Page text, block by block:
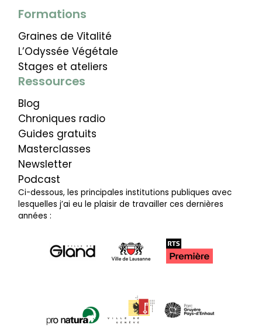
Formations
Graines de Vitalité
L’Odyssée Végétale
Stages et ateliers
Ressources
Blog
Chroniques radio
Guides gratuits
Masterclasses
Newsletter
Podcast
Ci-dessous, les principales institutions publiques avec
lesquelles j’ai eu le plaisir de travailler ces dernières
années :